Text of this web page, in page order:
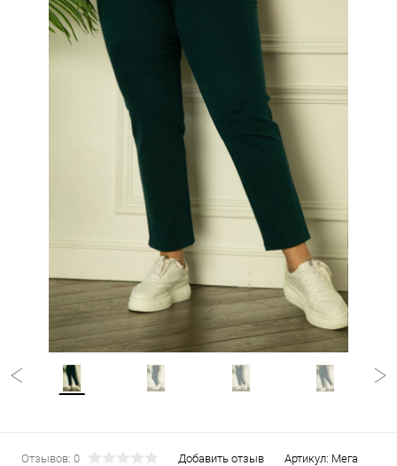
Отзывов: 0 Добавить отзыв Артикул: Мега